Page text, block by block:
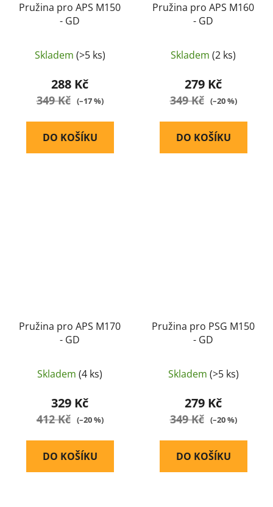
Pružina pro APS M150
- GD
Skladem (>5 ks)
288 Kč
349 Kč (–17 %)
DO KOŠÍKU
Pružina pro APS M160
- GD
Skladem (2 ks)
279 Kč
349 Kč (–20 %)
DO KOŠÍKU
Pružina pro APS M170
- GD
Skladem (4 ks)
329 Kč
412 Kč (–20 %)
DO KOŠÍKU
Pružina pro PSG M150
- GD
Skladem (>5 ks)
279 Kč
349 Kč (–20 %)
DO KOŠÍKU